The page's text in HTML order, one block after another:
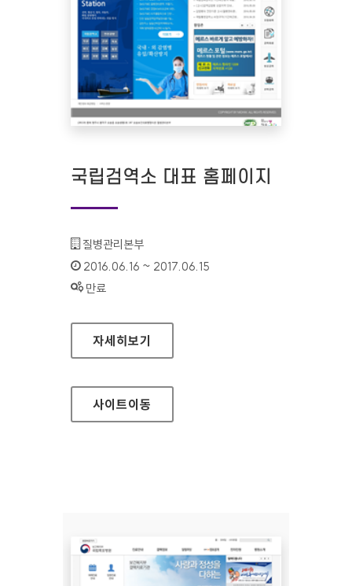
국립검역소 대표 홈페이지
기관명 :
질병관리본부
인증기간 :
2016.06.16 ~ 2017.06.15
상태 :
만료
국립검역소 대표 홈페이지
자세히보기
사이트이동